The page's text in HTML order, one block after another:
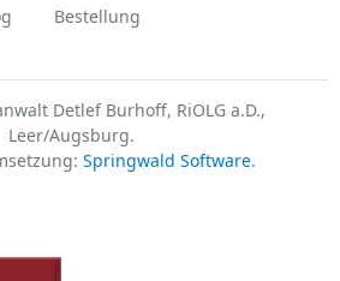
Bestellung
Detlef Burhoff, RiOLG a.D.,
Leer/Augsburg.
Springwald Software.